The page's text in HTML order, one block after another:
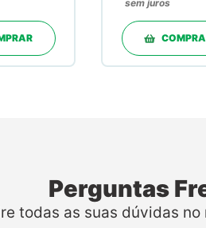
30 Doses
Pó
sem juros
Perguntas
todas as suas dúvidas no